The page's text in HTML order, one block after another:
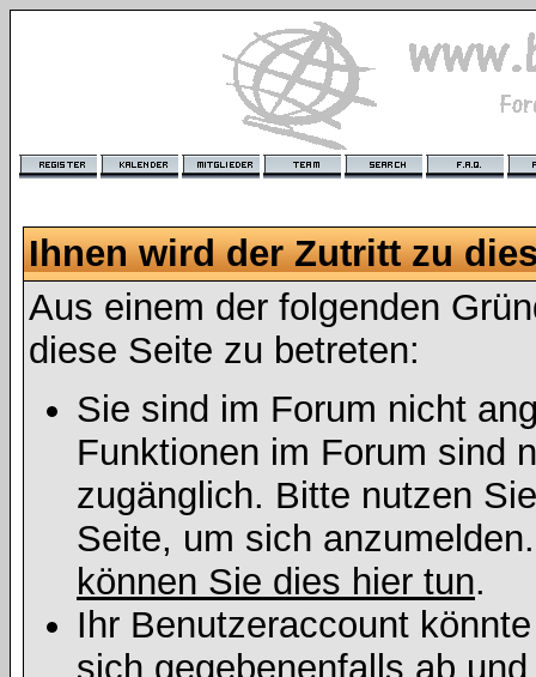
Ihnen wird der Zutritt zu
Aus einem der folgenden
diese Seite zu betreten:
Sie sind im Forum nicht
Funktionen im Forum sind
zugänglich. Bitte nutzen
Seite, um sich
können Sie dies hier tun.
Ihr Benutzeraccount
sich gegebenenfalls ab